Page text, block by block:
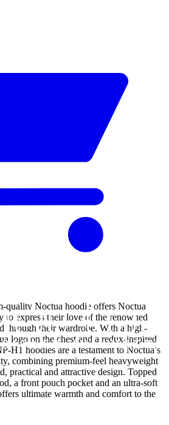
quality Noctua hoodie offers Noctua
to express their love of the renowned
through their wardrobe. With a high-
logo on the chest and a redux-inspired
H1 hoodies are a testament to Noctua’s
combining premium-feel heavyweight
practical and attractive design. Topped
a front pouch pocket and an ultra-soft
ultimate warmth and comfort to the